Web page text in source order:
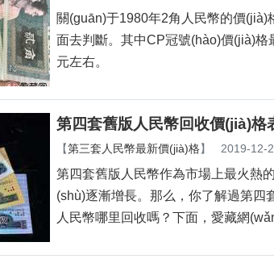
關(guān)于1980年2角人民幣的價(jià)格
面去判斷。其中CP冠號(hào)價(jià)格
元左右。
第四套舊版人民幣回收價(jià)格表
【第三套人民幣最新價(jià)格】 2019-12-
第四套舊版人民幣作為市場上最火熱
(shù)逐漸增長。那么，你了解過
人民幣哪里回收嗎？下面，愛藏網